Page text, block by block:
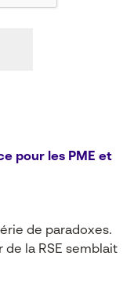
pour les PME et
de paradoxes.
la RSE semblait